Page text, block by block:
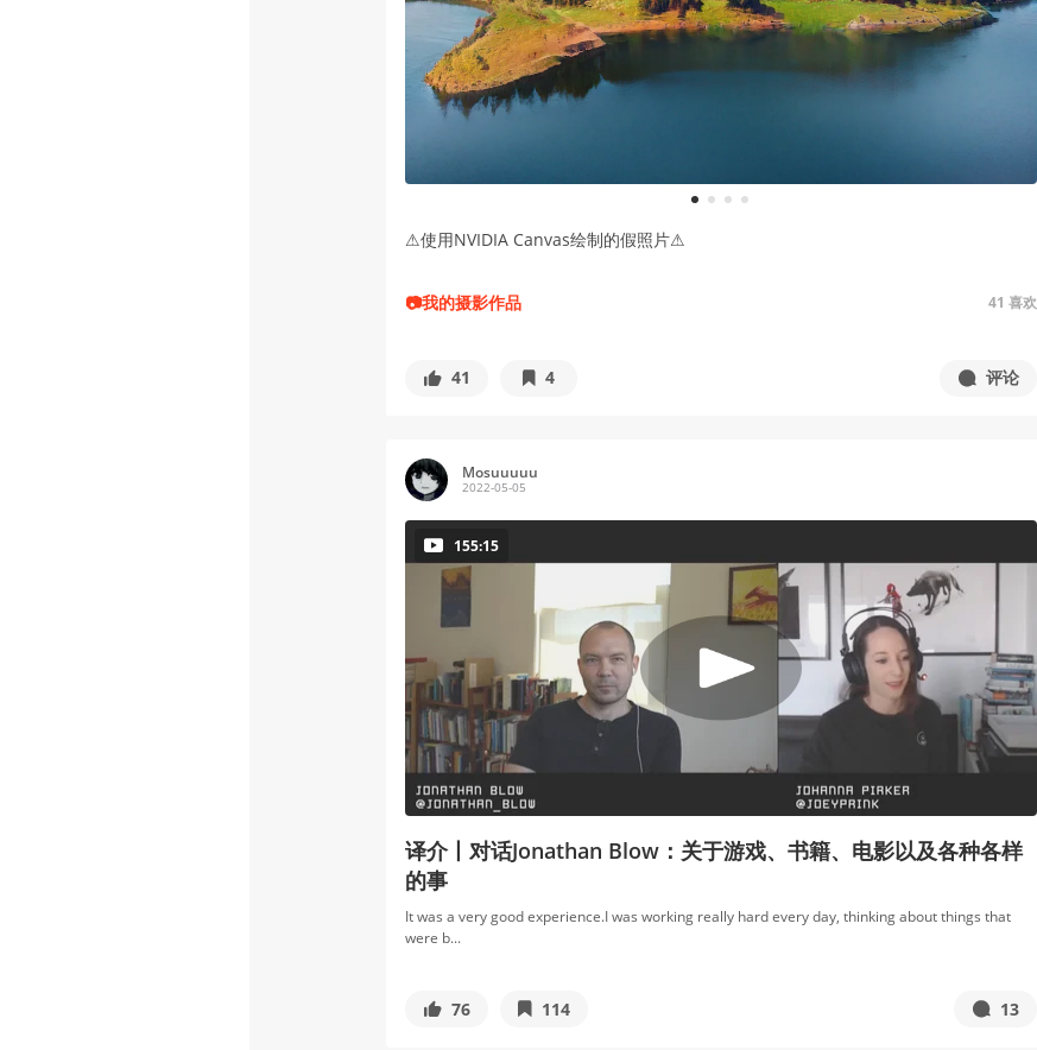
1 2 3 4
⚠使用NVIDIA Canvas绘制的假照片⚠
📷我的摄影作品 41 喜欢
41 4 评论
Mosuuuuu
2022-05-05
155:15
译介丨对话Jonathan Blow：关于游戏、书籍、电影以及各种各样
的事
It was a very good experience.I was working really hard every day, thinking about things that
were b...
76 114 13